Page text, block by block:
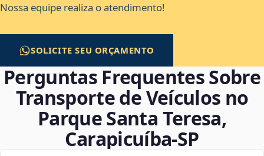
Nossa equipe realiza o atendimento!
SOLICITE SEU ORÇAMENTO
Perguntas Frequentes Sobre
Transporte de Veículos no
Parque Santa Teresa,
Carapicuíba‑SP